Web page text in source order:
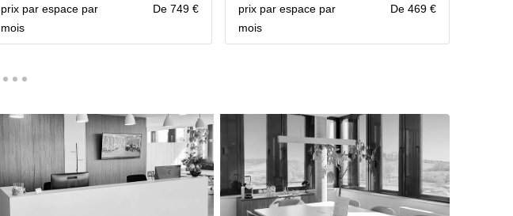
prix par espace par
mois
De 749 €
prix par espace par
mois
De 469 €